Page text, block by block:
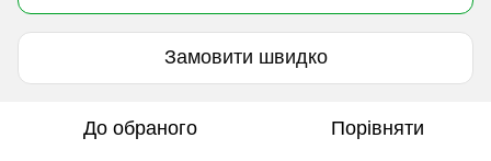
Замовити швидко
До обраного Порівняти